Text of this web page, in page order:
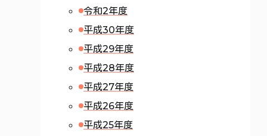
令和2年度
平成30年度
平成29年度
平成28年度
平成27年度
平成26年度
平成25年度